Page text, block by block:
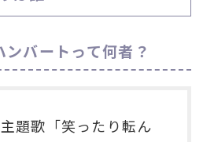
バートって何者？
題歌「笑ったり転ん